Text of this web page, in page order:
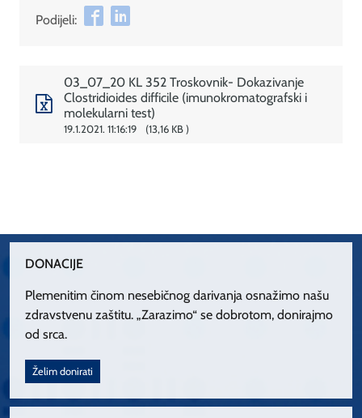
Podijeli:
03_07_20 KL 352 Troskovnik- Dokazivanje
Clostridioides difficile (imunokromatografski i
molekularni test)
19.1.2021. 11:16:19 13,16 KB
DONACIJE
Plemenitim činom nesebičnog darivanja osnažimo našu
zdravstvenu zaštitu. „Zarazimo“ se dobrotom, donirajmo
od srca.
Želim donirati